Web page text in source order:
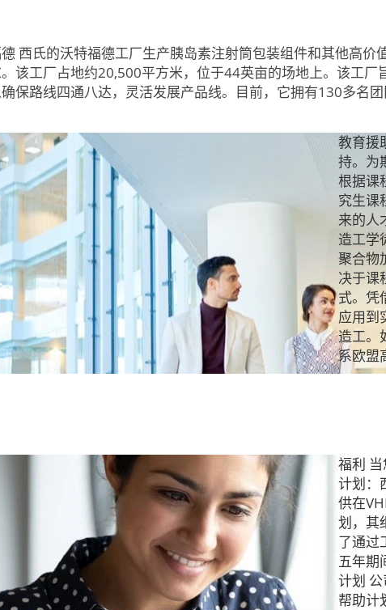
西氏的沃特福德工厂生产胰岛素注射筒包装组件和其他高
该工厂占地约20,500平方米，位于44英亩的场地上。该工
保路线四通八达，灵活发展产品线。目前，它拥有130多名团
教育援
持。为
根据课
究生课
来的人
造工学
聚合物
决于课
式。凭
应用到
造工。
系欧盟
福利
计划：
供在
划，其
了通过
五年期
计划
帮助计